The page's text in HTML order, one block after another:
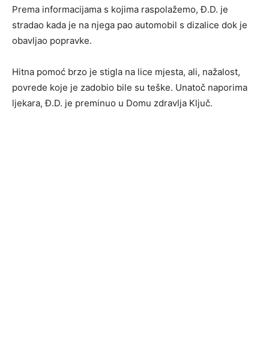
Prema informacijama s kojima raspolažemo, Đ.D. je
stradao kada je na njega pao automobil s dizalice dok je
obavljao popravke.
Hitna pomoć brzo je stigla na lice mjesta, ali, nažalost,
povrede koje je zadobio bile su teške. Unatoč naporima
ljekara, Đ.D. je preminuo u Domu zdravlja Ključ.